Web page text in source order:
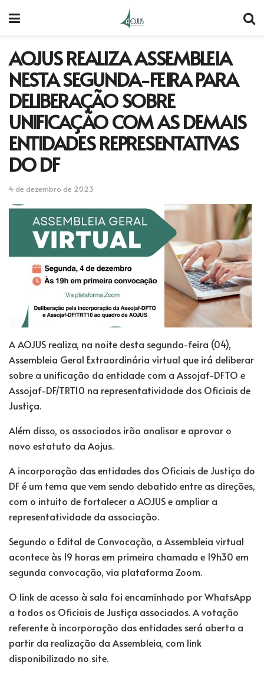
AOJUS REALIZA ASSEMBLEIA
NESTA SEGUNDA-FEIRA PARA
DELIBERAÇÃO SOBRE
UNIFICAÇÃO COM AS DEMAIS
ENTIDADES REPRESENTATIVAS
DO DF
4 de dezembro de 2023
A AOJUS realiza, na noite desta segunda-feira (04),
Assembleia Geral Extraordinária virtual que irá deliberar
sobre a unificação da entidade com a Assojaf-DFTO e
Assojaf-DF/TRT10 na representatividade dos Oficiais de
Justiça.
Além disso, os associados irão analisar e aprovar o
novo estatuto da Aojus.
A incorporação das entidades dos Oficiais de Justiça do
DF é um tema que vem sendo debatido entre as direções,
com o intuito de fortalecer a AOJUS e ampliar a
representatividade da associação.
Segundo o Edital de Convocação, a Assembleia virtual
acontece às 19 horas em primeira chamada e 19h30 em
segunda convocação, via plataforma Zoom.
O link de acesso à sala foi encaminhado por WhatsApp
a todos os Oficiais de Justiça associados. A votação
referente à incorporação das entidades será aberta a
partir da realização da Assembleia, com link
disponibilizado no site.